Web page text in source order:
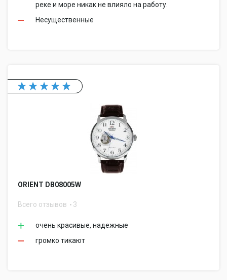
реке и море никак не влияло на работу.
Несущественные
ORIENT DB08005W
Всего отзывов 3
очень красивые, надежные
громко тикают